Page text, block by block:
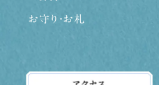
お守り・お札